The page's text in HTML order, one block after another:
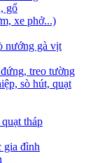
gổ
xe phở...)
nướng gà vịt
treo tường
sò hút, quạt
tháp
gia đình